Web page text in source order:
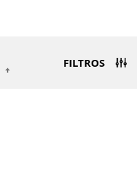
FILTROS